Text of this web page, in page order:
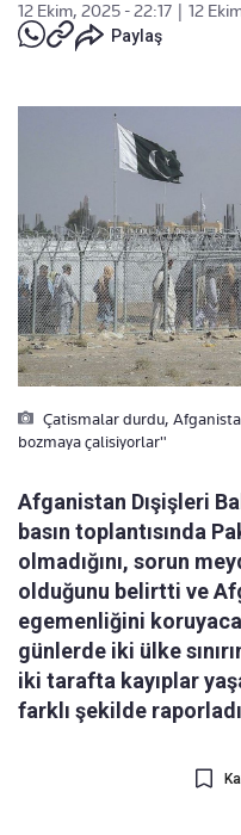
12 Ekim, 2025 - 22:17
12
Paylaş
Çatismalar durdu,
bozmaya çalisiyorlar"
Afganistan Dışişleri
basın toplantısında
olmadığını, sorun
olduğunu belirtti ve
egemenliğini
günlerde iki ülke
iki tarafta kayıplar
farklı şekilde